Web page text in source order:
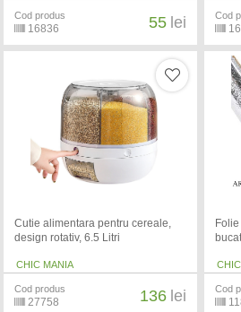
Cod produs
16836 55 lei Cod
Cutie alimentara pentru cereale,
design rotativ, 6.5 Litri
CHIC MANIA
Cod produs
27758 136 lei Cod